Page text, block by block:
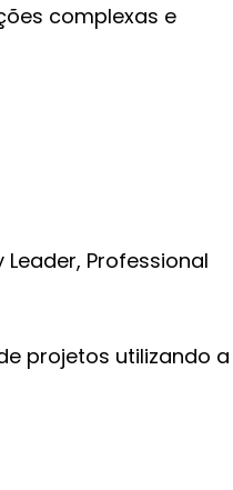
complexas e
Professional
projetos utilizando a